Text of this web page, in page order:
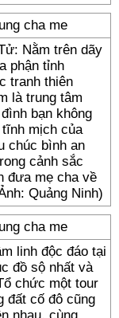
Nằm trên dãy
phận tỉnh
tranh thiên
là trung tâm
bạn không
mịch của
chúc bình an
cảnh sắc
đưa mẹ cha về
Quảng Ninh)
linh độc đáo tại
đồ sộ nhất và
chức một tour
đất cố đô cũng